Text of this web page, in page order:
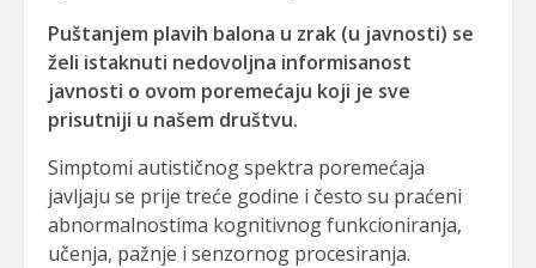
Puštanjem plavih balona u zrak (u javnosti) se
želi istaknuti nedovoljna informisanost
javnosti o ovom poremećaju koji je sve
prisutniji u našem društvu.
Simptomi autističnog spektra poremećaja
javljaju se prije treće godine i često su praćeni
abnormalnostima kognitivnog funkcioniranja,
učenja, pažnje i senzornog procesiranja.